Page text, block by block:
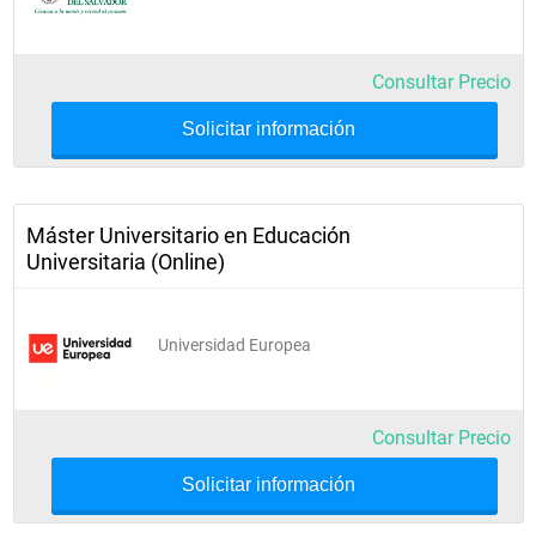
Consultar Precio
Solicitar información
Máster Universitario en Educación
Universitaria (Online)
Universidad Europea
Consultar Precio
Solicitar información